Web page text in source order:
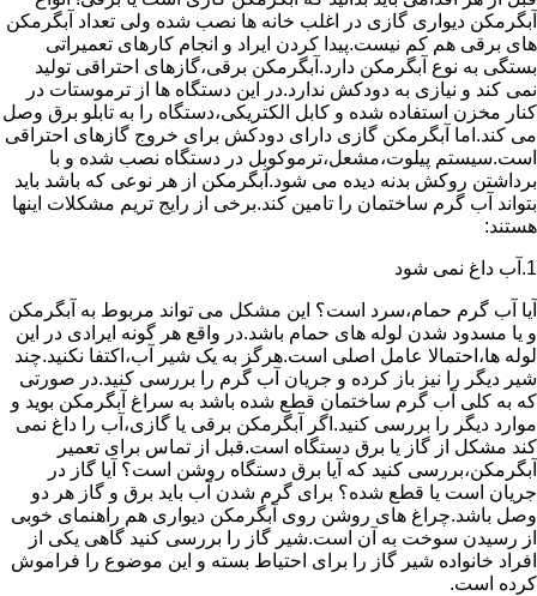
آبگرمکن دیواری گازی در اغلب خانه ها نصب شده ولی تعداد آبگرمکن
های برقی هم کم نیست.پیدا کردن ایراد و انجام کارهای تعمیراتی
بستگی به نوع آبگرمکن دارد.آبگرمکن برقی،گازهای احتراقی تولید
نمی کند و نیازی به دودکش ندارد.در این دستگاه ها از ترموستات در
کنار مخزن استفاده شده و کابل الکتریکی،دستگاه را به تابلو برق وصل
می کند.اما آبگرمکن گازی دارای دودکش برای خروج گازهای احتراقی
است.سیستم پیلوت،مشعل،ترموکوبل در دستگاه نصب شده و با
برداشتن روکش بدنه دیده می شود.آبگرمکن از هر نوعی که باشد باید
بتواند آب گرم ساختمان را تامین کند.برخی از رایج تریم مشکلات اینها
هستند:
1.آب داغ نمی شود
آیا آب گرم حمام،سرد است؟ این مشکل می تواند مربوط به آبگرمکن
و یا مسدود شدن لوله های حمام باشد.در واقع هر گونه ایرادی در این
لوله ها،احتمالا عامل اصلی است.هرگز به یک شیر آب،اکتفا نکنید.چند
شیر دیگر را نیز باز کرده و جریان آب گرم را بررسی کنید.در صورتی
که به کلی آب گرم ساختمان قطع شده باشد به سراغ آبگرمکن بوید و
موارد دیگر را بررسی کنید.اگر آبگرمکن برقی یا گازی،آب را داغ نمی
کند مشکل از گاز یا برق دستگاه است.قبل از تماس برای تعمیر
آبگرمکن،بررسی کنید که آیا برق دستگاه روشن است؟ آیا گاز در
جریان است یا قطع شده؟ برای گرم شدن آب باید برق و گاز هر دو
وصل باشد.چراغ های روشن روی آبگرمکن دیواری هم راهنمای خوبی
از رسیدن سوخت به آن است.شیر گاز را بررسی کنید گاهی یکی از
افراد خانواده شیر گاز را برای احتیاط بسته و این موضوع را فراموش
کرده است.